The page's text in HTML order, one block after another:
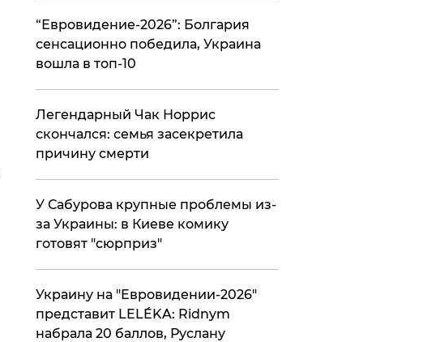
​“Евровидение-2026”: Болгария
сенсационно победила, Украина
вошла в топ-10
​Легендарный Чак Норрис
скончался: семья засекретила
причину смерти
У Сабурова крупные проблемы из-
за Украины: в Киеве комику
готовят "сюрприз"
Украину на "Евровидении-2026"
представит LELÉKA: Ridnym
набрала 20 баллов, Руслану